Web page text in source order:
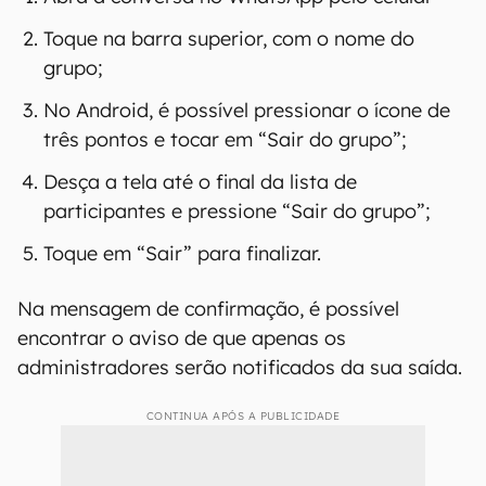
Toque na barra superior, com o nome do
grupo;
No Android, é possível pressionar o ícone de
três pontos e tocar em “Sair do grupo”;
Desça a tela até o final da lista de
participantes e pressione “Sair do grupo”;
Toque em “Sair” para finalizar.
Na mensagem de confirmação, é possível
encontrar o aviso de que apenas os
administradores serão notificados da sua saída.
CONTINUA APÓS A PUBLICIDADE